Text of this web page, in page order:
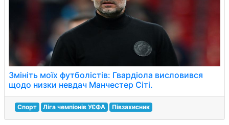
Змініть моїх футболістів: Гвардіола висловився
щодо низки невдач Манчестер Сіті.
Спорт Ліга чемпіонів УЄФА Півзахисник